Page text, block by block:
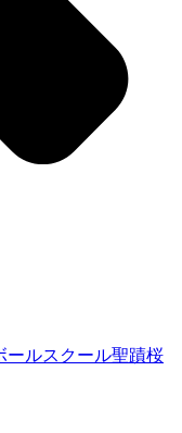
ールスクール聖蹟桜